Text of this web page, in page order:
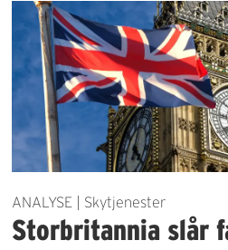
ANALYSE | Skytjenester
Storbritannia slår